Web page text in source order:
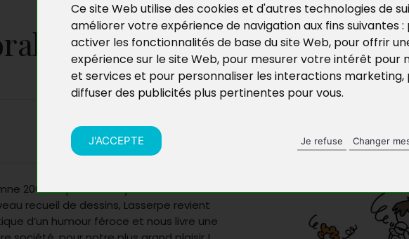
Ce site Web utilise des cookies et d'autres technologies de
améliorer votre expérience de navigation aux fins suivantes :
activer les fonctionnalités de base du site Web, pour offrir
expérience sur le site Web, pour mesurer votre intérêt pour
et services et pour personnaliser les interactions marketing,
diffuser des publicités plus pertinentes pour vous.
J'ACCEPTE Je refuse Changer
2008 se poursuit aujourd’hui en crise
recueil de dessins, Lasserpe revient
d’un humour féroce et nous livre une